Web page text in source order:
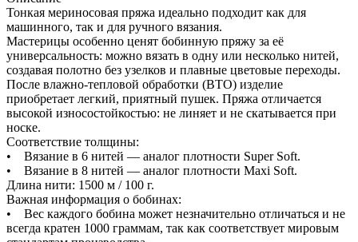
Тонкая мериносовая пряжа идеально подходит как для
машинного, так и для ручного вязания.
Мастерицы особенно ценят бобинную пряжу за её
универсальность: можно вязать в одну или несколько нитей,
создавая полотно без узелков и плавные цветовые переходы.
После влажно-тепловой обработки (ВТО) изделие
приобретает легкий, приятный пушек. Пряжа отличается
высокой износостойкостью: не линяет и не скатывается при
носке.
Соответствие толщины:
• Вязание в 6 нитей — аналог плотности Super Soft.
• Вязание в 8 нитей — аналог плотности Maxi Soft.
Длина нити: 1500 м / 100 г.
Важная информация о бобинах:
• Вес каждого бобина может незначительно отличаться и не
всегда кратен 1000 граммам, так как соответствует мировым